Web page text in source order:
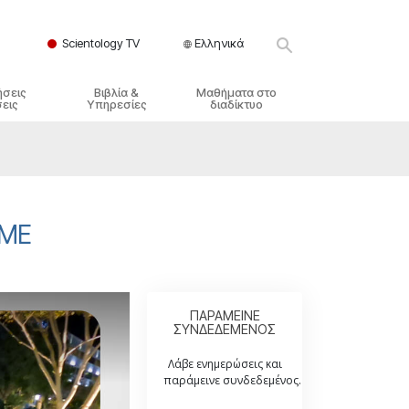
Scientology TV Ελληνικά
Βιβλία &
Υπηρεσίες
Μαθήματα στο
διαδίκτυο
Βοηθήματα για Ασθένειες και
Ακεραιότητα και Τιμιότητα
Γάμος
ΠΑΡΑΜΕΙΝΕ
ΣΥΝΔΕΔΕΜΕΝΟΣ
Λάβε ενημερώσεις και
παράμεινε συνδεδεμένος.